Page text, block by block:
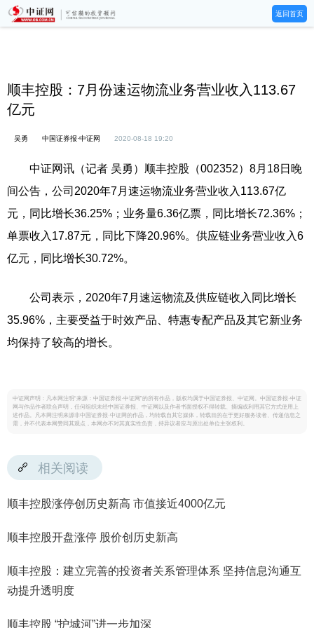
返回首页
顺丰控股：7月份速运物流业务营业收入113.67
亿元
吴勇 中国证券报·中证网 2020-08-18 19:20
中证网讯（记者 吴勇）顺丰控股（002352）8月18日晚
间公告，公司2020年7月速运物流业务营业收入113.67亿
元，同比增长36.25%；业务量6.36亿票，同比增长72.36%；
单票收入17.87元，同比下降20.96%。供应链业务营业收入6
亿元，同比增长30.72%。
公司表示，2020年7月速运物流及供应链收入同比增长
35.96%，主要受益于时效产品、特惠专配产品及其它新业务
均保持了较高的增长。
中证网声明：凡本网注明“来源：中国证券报·中证网”的所有作品，版权均属于中国证券报、中证网。中国证券报·中证
网与作品作者联合声明，任何组织未经中国证券报、中证网以及作者书面授权不得转载、摘编或利用其它方式使用上
述作品。凡本网注明来源非中国证券报·中证网的作品，均转载自其它媒体，转载目的在于更好服务读者、传递信息之
需，并不代表本网赞同其观点，本网亦不对其真实性负责，持异议者应与原出处单位主张权利。
相关阅读
顺丰控股涨停创历史新高 市值接近4000亿元
顺丰控股开盘涨停 股价创历史新高
顺丰控股：建立完善的投资者关系管理体系 坚持信息沟通互
动提升透明度
顺丰控股 “护城河”进一步加深